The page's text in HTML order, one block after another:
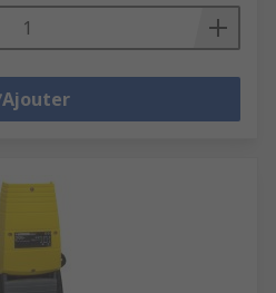
Ajouter